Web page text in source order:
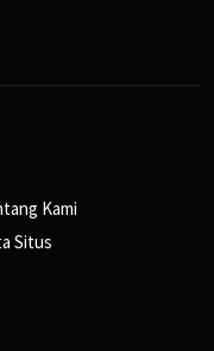
Kami
Situs